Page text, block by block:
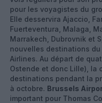
pour les voyagistes du
Elle desservira Ajaccio,
Fuerteventura, Malaga,
Marrakech, Dubrovnik et
nouvelles destinations
Airlines. Au départ de
Ostende et donc Lille), la
destinations pendant la
à octobre. Brussels
important pour Thomas